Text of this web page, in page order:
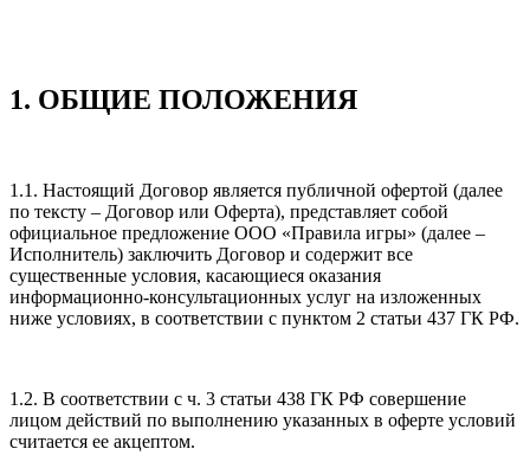
1. ОБЩИЕ ПОЛОЖЕНИЯ
1.1. Настоящий Договор является публичной офертой (далее
по тексту – Договор или Оферта), представляет собой
официальное предложение ООО «Правила игры» (далее –
Исполнитель) заключить Договор и содержит все
существенные условия, касающиеся оказания
информационно-консультационных услуг на изложенных
ниже условиях, в соответствии с пунктом 2 статьи 437 ГК РФ.
1.2. В соответствии с ч. 3 статьи 438 ГК РФ совершение
лицом действий по выполнению указанных в оферте условий
считается ее акцептом.